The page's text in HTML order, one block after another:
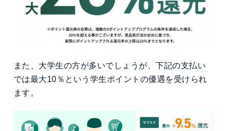
また、大学生の方が多いでしょうが、下記の支払い
では最大10％という学生ポイントの優遇を受けられ
ます。